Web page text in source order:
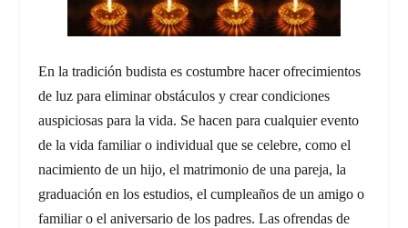
En la tradición budista es costumbre hacer ofrecimientos
de luz para eliminar obstáculos y crear condiciones
auspiciosas para la vida. Se hacen para cualquier evento
de la vida familiar o individual que se celebre, como el
nacimiento de un hijo, el matrimonio de una pareja, la
graduación en los estudios, el cumpleaños de un amigo o
familiar o el aniversario de los padres. Las ofrendas de